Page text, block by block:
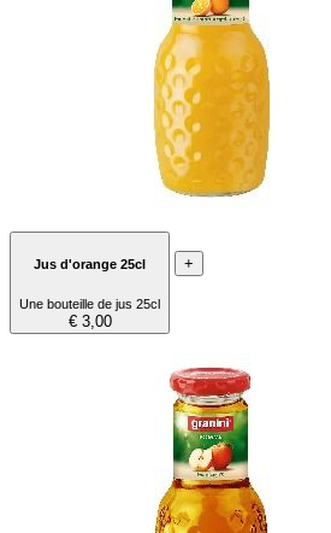
Jus d'orange 25cl
Une bouteille de jus 25cl
€ 3,00
+